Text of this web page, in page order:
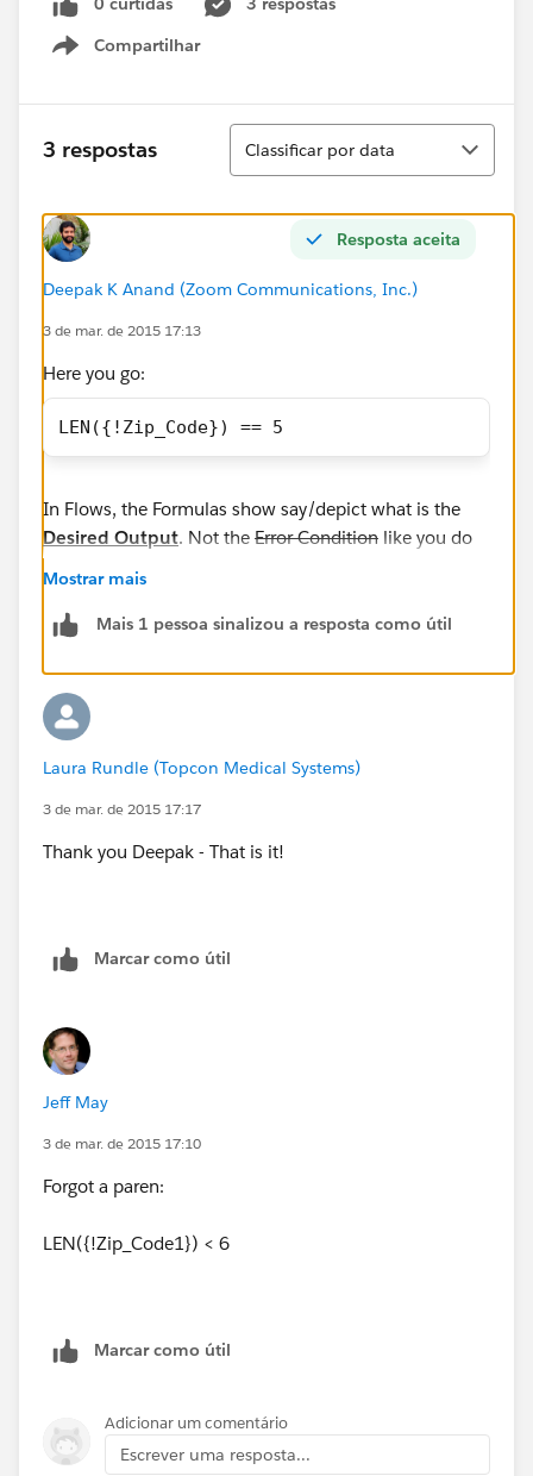
Compartilhar
Show menu
3 respostas
Classificar
Classificar por data
Resposta aceita
Deepak K Anand (‎‎‎‎‎‎Zoom Communications, Inc.)
3 de mar. de 2015 17:13
Here you go:
LEN({!Zip_Code}) == 5
In Flows, the Formulas show say/depict what is the
Desired Output. Not the Error Condition like you do
in VRs!
Mostrar mais
Mais 1 pessoa sinalizou a resposta como útil
Laura Rundle (Topcon Medical Systems)
3 de mar. de 2015 17:17
Thank you Deepak - That is it!
Marcar como útil
Jeff May
3 de mar. de 2015 17:10
Forgot a paren:
LEN({!Zip_Code1}) < 6
Marcar como útil
Adicionar um comentário
Escrever uma resposta...